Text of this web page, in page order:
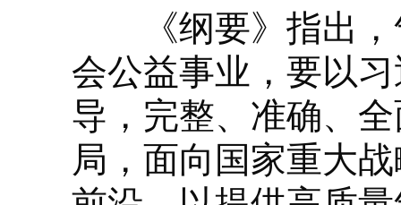
《纲要》指出，
会公益事业，要以
导，完整、准确、
局，面向国家重大